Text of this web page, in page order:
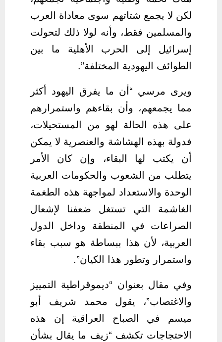
لكن لا يجمع شتاتهم سوى معاداة العرب
والمسلمين فقط، وأنه لولا ذلك لتحولت
إسرائيل إلى الحرب الأهلية ما بين
الطوائف اليهودية المختلفة”.
ويرى مرسي “أن ما يفرق اليهود أكثر
مما يجمعهم، وأن بقاءهم واستمرارهم
على هذه الحالة لهو من المستحيلات،
فدولة بهذه الهشاشة والعنصرية لا يمكن
أن يكتب لها البقاء، وإن كان الأمر
يتطلب من الشعوب والحكومات العربية
الوحدة والاستعداد لمواجهة هذه الطغمة
الغاشمة التي تستغل ضعفنا لإشعال
الصراعات في المنطقة وداخل الدول
العربية، لأن هذا ببساطة هو سبب بقاء
واستمرار وتطور هذا الكيان”.
وفي مقال بعنوان “ديموقراطية التمييز
والاغتصاب”، يقول محمد شريف أبو
ميسم في الصباح العراقية إن هذه
الاحتجاجات تكشف “زيف ما يقال بشأن